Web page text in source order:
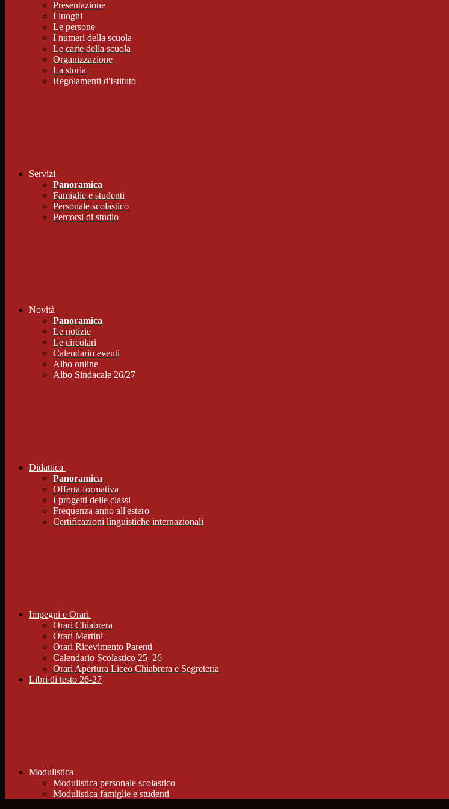
Presentazione
I luoghi
Le persone
I numeri della scuola
Le carte della scuola
Organizzazione
La storia
Regolamenti d'Istituto
Servizi
Panoramica
Famiglie e studenti
Personale scolastico
Percorsi di studio
Novità
Panoramica
Le notizie
Le circolari
Calendario eventi
Albo online
Albo Sindacale 26/27
Didattica
Panoramica
Offerta formativa
I progetti delle classi
Frequenza anno all'estero
Certificazioni linguistiche internazionali
Impegni e Orari
Orari Chiabrera
Orari Martini
Orari Ricevimento Parenti
Calendario Scolastico 25_26
Orari Apertura Liceo Chiabrera e Segreteria
Libri di testo 26-27
Modulistica
Modulistica personale scolastico
Modulistica famiglie e studenti